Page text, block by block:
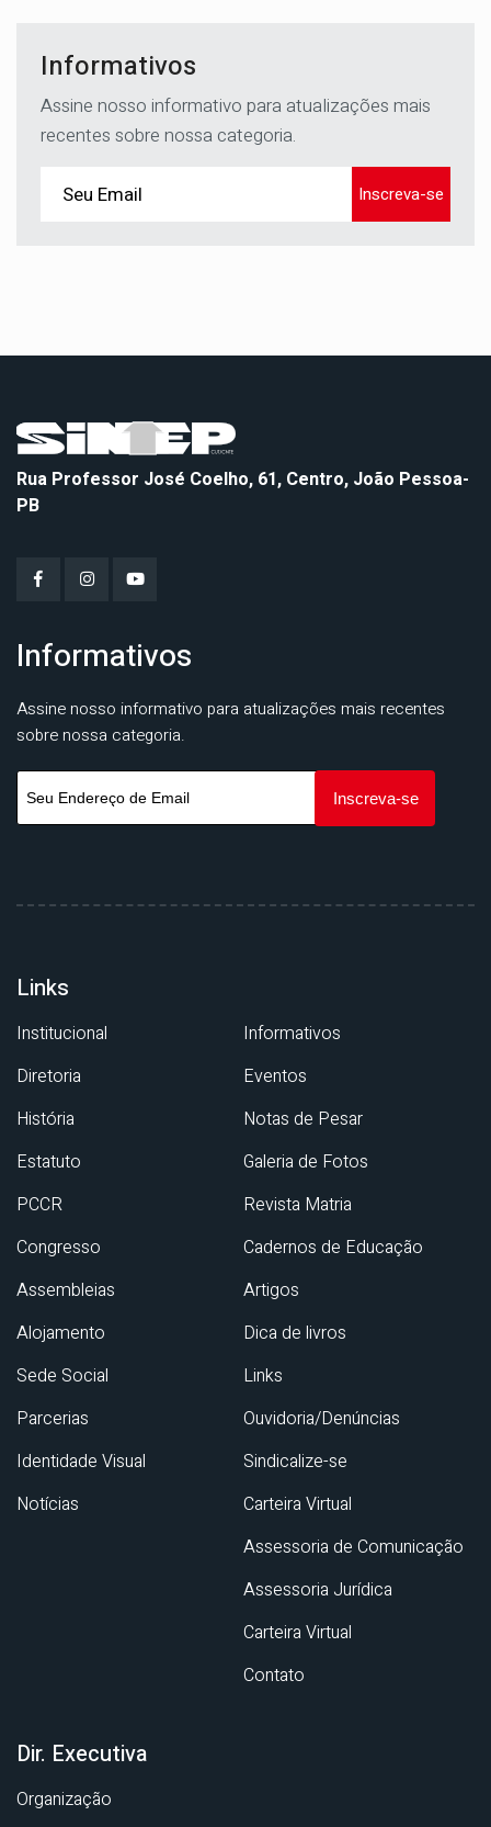
Informativos
Assine nosso informativo para atualizações mais
recentes sobre nossa categoria.
Inscreva-se
Rua Professor José Coelho, 61, Centro, João Pessoa-
PB
Informativos
Assine nosso informativo para atualizações mais recentes
sobre nossa categoria.
Links
Institucional
Diretoria
História
Estatuto
PCCR
Congresso
Assembleias
Alojamento
Sede Social
Parcerias
Identidade Visual
Notícias
Informativos
Eventos
Notas de Pesar
Galeria de Fotos
Revista Matria
Cadernos de Educação
Artigos
Dica de livros
Links
Ouvidoria/Denúncias
Sindicalize-se
Carteira Virtual
Assessoria de Comunicação
Assessoria Jurídica
Carteira Virtual
Contato
Dir. Executiva
Organização